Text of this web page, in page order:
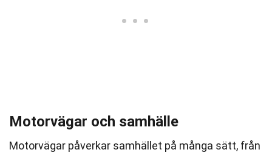
Motorvägar och samhälle
Motorvägar påverkar samhället på många sätt, från